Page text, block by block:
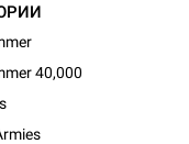
40,000